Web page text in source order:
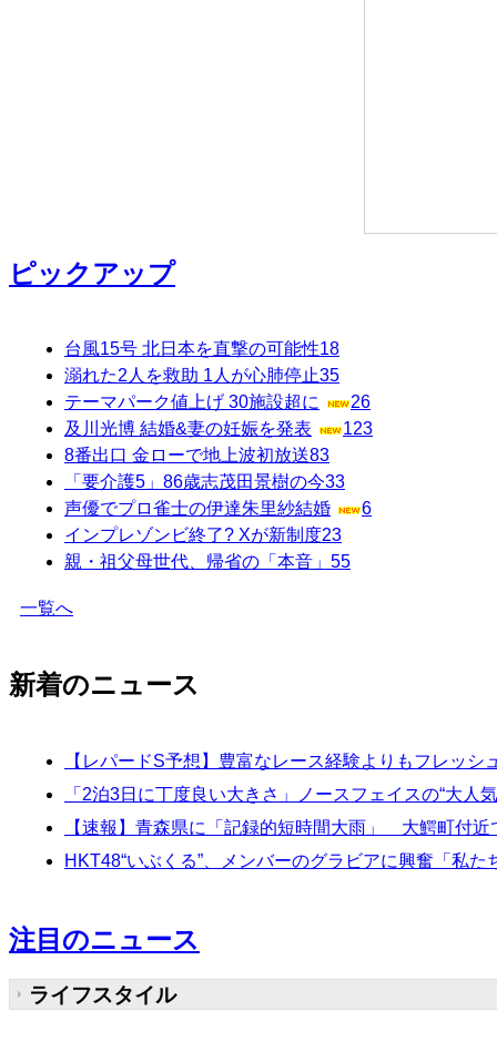
ピックアップ
台風15号 北日本を直撃の可能性18
溺れた2人を救助 1人が心肺停止35
テーマパーク値上げ 30施設超に
26
及川光博 結婚&妻の妊娠を発表
123
8番出口 金ローで地上波初放送83
「要介護5」86歳志茂田景樹の今33
声優でプロ雀士の伊達朱里紗結婚
6
インプレゾンビ終了? Xが新制度23
親・祖父母世代、帰省の「本音」 55
一覧へ
新着のニュース
【レパードS予想】豊富なレース経験よりもフレッ
「2泊3日に丁度良い大きさ」ノースフェイスの“大
【速報】青森県に「記録的短時間大雨」 大鰐町付
HKT48“いぶくる”、メンバーのグラビアに興奮「私
注目のニュース
ライフスタイル